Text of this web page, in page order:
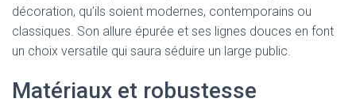
décoration, qu’ils soient modernes, contemporains ou
classiques. Son allure épurée et ses lignes douces en font
un choix versatile qui saura séduire un large public.
Matériaux et robustesse